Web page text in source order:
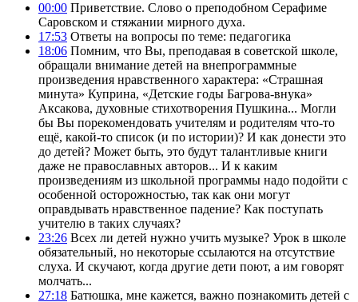
00:00 Приветствие. Слово о преподобном Серафиме
Саровском и стяжании мирного духа.
17:53 Ответы на вопросы по теме: педагогика
18:06 Помним, что Вы, преподавая в советской школе,
обращали внимание детей на внепрограммные
произведения нравственного характера: «Страшная
минута» Куприна, «Детские годы Багрова-внука»
Аксакова, духовные стихотворения Пушкина... Могли
бы Вы порекомендовать учителям и родителям что-то
ещё, какой-то список (и по истории)? И как донести это
до детей? Может быть, это будут талантливые книги
даже не православных авторов... И к каким
произведениям из школьной программы надо подойти с
особенной осторожностью, так как они могут
оправдывать нравственное падение? Как поступать
учителю в таких случаях?
23:26 Всех ли детей нужно учить музыке? Урок в школе
обязательный, но некоторые ссылаются на отсутствие
слуха. И скучают, когда другие дети поют, а им говорят
молчать...
27:18 Батюшка, мне кажется, важно познакомить детей с